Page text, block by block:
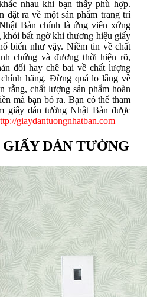
nhau khi bạn thấy phù hợp.
đặt ra về một sản phẩm trang trí
Bản chính là ứng viên xứng
khỏi bất ngờ khi thương hiệu giấy
biến như vậy. Niềm tin về chất
chứng và đương thời hiện rõ,
đối hay chê bai về chất lượng
hãng. Đừng quá lo lắng về
rằng, chất lượng sản phẩm hoàn
mà bạn bỏ ra. Bạn có thể tham
giấy dán tường Nhật Bản được
giaydantuongnhatban.com
DÁN TƯỜNG